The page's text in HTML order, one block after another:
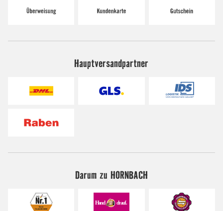
Hauptversandpartner
Darum zu HORNBACH